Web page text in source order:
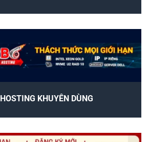
KHUYÊN DÙNG